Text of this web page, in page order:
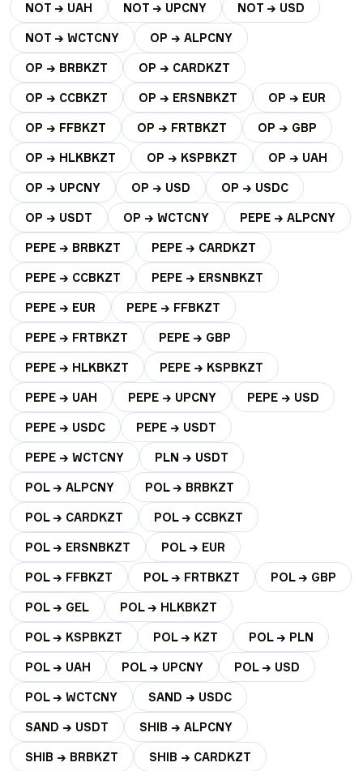
NOT → UAH NOT → UPCNY NOT → USD
NOT → WCTCNY OP → ALPCNY
OP → BRBKZT OP → CARDKZT
OP → CCBKZT OP → ERSNBKZT OP → EUR
OP → FFBKZT OP → FRTBKZT OP → GBP
OP → HLKBKZT OP → KSPBKZT OP → UAH
OP → UPCNY OP → USD OP → USDC
OP → USDT OP → WCTCNY PEPE → ALPCNY
PEPE → BRBKZT PEPE → CARDKZT
PEPE → CCBKZT PEPE → ERSNBKZT
PEPE → EUR PEPE → FFBKZT
PEPE → FRTBKZT PEPE → GBP
PEPE → HLKBKZT PEPE → KSPBKZT
PEPE → UAH PEPE → UPCNY PEPE → USD
PEPE → USDC PEPE → USDT
PEPE → WCTCNY PLN → USDT
POL → ALPCNY POL → BRBKZT
POL → CARDKZT POL → CCBKZT
POL → ERSNBKZT POL → EUR
POL → FFBKZT POL → FRTBKZT POL → GBP
POL → GEL POL → HLKBKZT
POL → KSPBKZT POL → KZT POL → PLN
POL → UAH POL → UPCNY POL → USD
POL → WCTCNY SAND → USDC
SAND → USDT SHIB → ALPCNY
SHIB → BRBKZT SHIB → CARDKZT